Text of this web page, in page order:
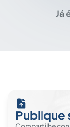
Já
Publique